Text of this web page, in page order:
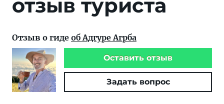
отзыв туриста
Отзыв о гиде об Адгуре Агрба
Оставить отзыв
Задать вопрос